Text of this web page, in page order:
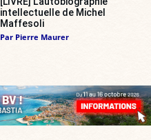
intellectuelle de Michel
Maffesoli
Par Pierre Maurer